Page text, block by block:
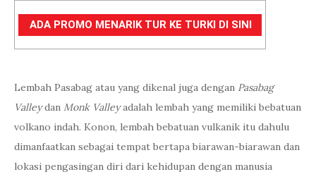
ADA PROMO MENARIK TUR KE TURKI DI SINI
Lembah Pasabag atau yang dikenal juga dengan Pasabag
Valleydan Monk Valleyadalah lembah yang memiliki bebatuan
volkano indah. Konon, lembah bebatuan vulkanik itu dahulu
dimanfaatkan sebagai tempat bertapa biarawan-biarawan dan
lokasi pengasingan diri dari kehidupan dengan manusia